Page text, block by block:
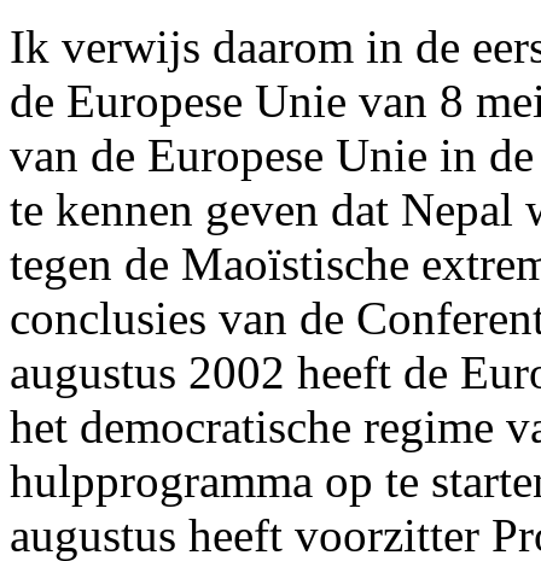
Ik verwijs daarom in de
de Europese Unie van 8
van de Europese Unie in
te kennen geven dat Nepal
tegen de Maoïstische
conclusies van de
augustus 2002 heeft de
het democratische regime
hulpprogramma op te
augustus heeft voorzitter